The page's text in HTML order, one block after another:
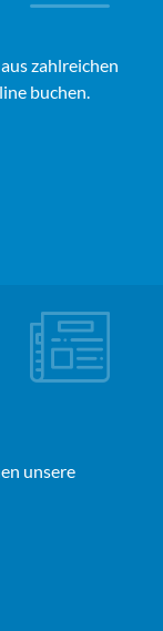
zahlreichen
buchen.
unsere